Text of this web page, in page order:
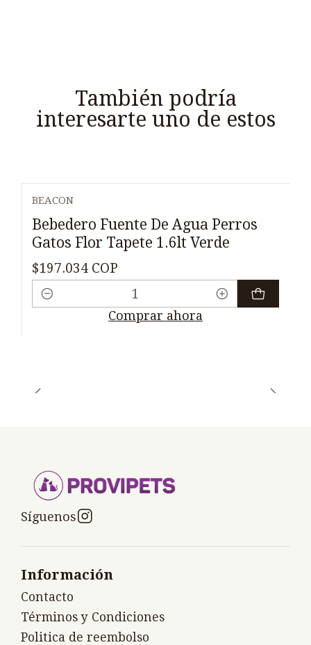
También podría
interesarte uno de estos
BEACON
Bebedero Fuente De Agua Perros
Gatos Flor Tapete 1.6lt Verde
$197.034 COP
Cantidad
Comprar ahora
Síguenos
Información
Contacto
Términos y Condiciones
Politica de reembolso